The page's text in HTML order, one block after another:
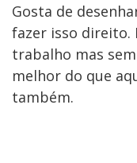
Gosta de
fazer isso direito.
trabalho mas
melhor do que
também.